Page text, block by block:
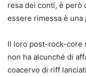
resa dei conti, è però
essere rimessa è
Il loro post-rock-core
non ha alcunché di
coacervo di riff